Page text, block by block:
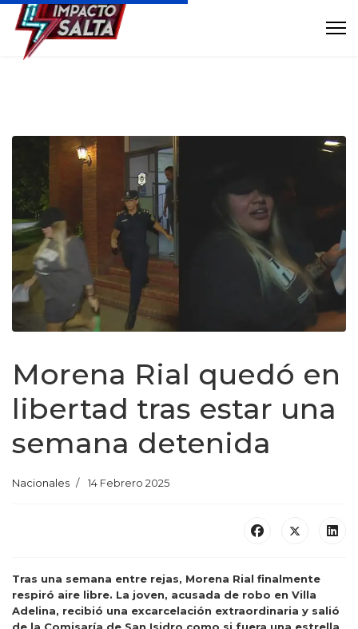
Morena Rial quedó en
libertad tras estar una
semana detenida
Nacionales 14 Febrero 2025
Tras una semana entre rejas, Morena Rial finalmente
respiró aire libre. La joven, acusada de robo en Villa
Adelina, recibió una excarcelación extraordinaria y salió